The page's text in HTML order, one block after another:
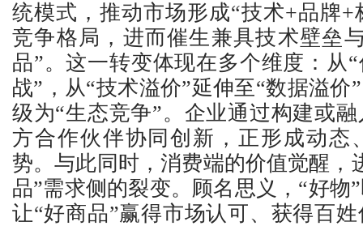
统模式，推动市场形成“技术+品牌+
竞争格局，进而催生兼具技术壁垒
品”。这一转变体现在多个维度：从
战”，从“技术溢价”延伸至“数据溢价
级为“生态竞争”。企业通过构建或
方合作伙伴协同创新，正形成动态
势。与此同时，消费端的价值觉醒，
品”需求侧的裂变。顾名思义，“好物
让“好商品”赢得市场认可、获得百